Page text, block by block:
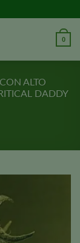
0
ALTO
DADDY